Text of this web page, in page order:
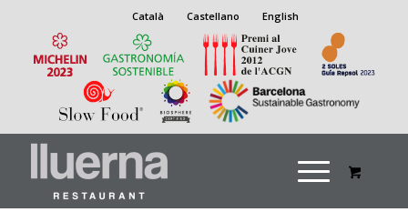
Català Castellano English